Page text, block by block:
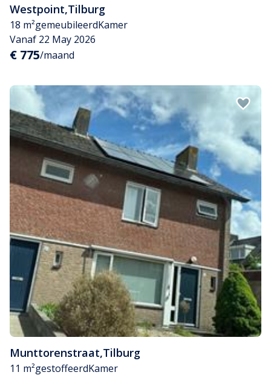
Westpoint,Tilburg
18 m²gemeubileerdKamer
Vanaf 22 May 2026
€ 775/maand
Munttorenstraat,Tilburg
11 m²gestoffeerdKamer